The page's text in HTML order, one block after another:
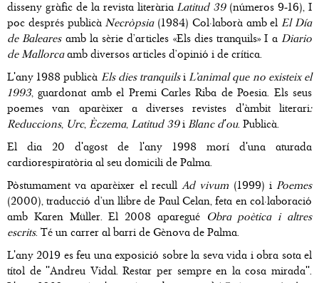
disseny gràfic de la revista literàriaLatitud 39 (números 9-16), I
poc després publicàNecròpsia (1984) Col·laborà amb elEl Día
de Baleares amb la sèrie d’articles «Els dies tranquils» I aDiario
de Mallorcaamb diversos articles d’opinió i de crítica.
L'any 1988 publicà Els dies tranquilsiL’animal que no existeix el
1993, guardonat amb el Premi Carles Riba de Poesia. Els seus
poemes van aparèixer a diverses revistes d'àmbit literari:
Reduccions, Urc, Èczema, Latitud 39i Blanc d'ou. Publicà.
El dia 20 d'agost de l'any 1998 morí d'una aturada
cardiorespiratòria al seu domicili de Palma.
Pòstumament va aparèixer el recullAd vivum (1999) iPoemes
(2000), traducció d’un llibre de Paul Celan, feta en col·laboració
amb Karen Müller. El 2008 aparegué
Obra poètica i altres
escrits. Té un carrer al barri de Gènova de Palma.
L'any 2019 es feu una exposició sobre la seva vida i obra sota el
títol de ''Andreu Vidal. Restar per sempre en la cosa mirada''.